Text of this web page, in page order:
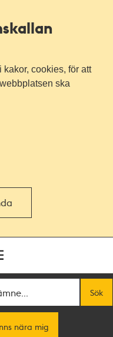
cookies, för att
ska
Sök
nära mig